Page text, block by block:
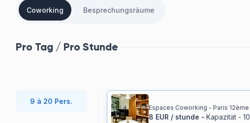
Coworking Besprechungsräume
Pro Tag / Pro Stunde
9 à 20 Pers.
Espaces Coworking - Paris 12ème
8 EUR / stunde - Kapazität - 10